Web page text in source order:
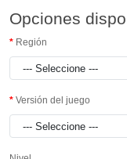
Opciones
Región
Versión del juego